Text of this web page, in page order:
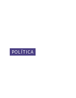
POLÍTICA